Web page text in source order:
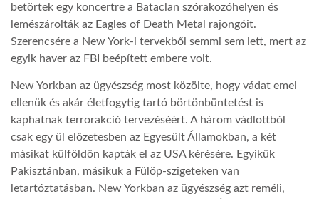
LINKTR.EE
GLOBOZSARU
DOBRAVERO.HU
betörtek egy koncertre a Bataclan szórakozóhelyen és
lemészárolták az Eagles of Death Metal rajongóit.
Szerencsére a New York-i tervekből semmi sem lett, mert az
egyik haver az FBI beépített embere volt.
New Yorkban az ügyészség most közölte, hogy vádat emel
ellenük és akár életfogytig tartó börtönbüntetést is
kaphatnak terrorakció tervezéséért. A három vádlottból
csak egy ül előzetesben az Egyesült Államokban, a két
másikat külföldön kapták el az USA kérésére. Egyikük
Pakisztánban, másikuk a Fülöp-szigeteken van
letartóztatásban. New Yorkban az ügyészség azt reméli,